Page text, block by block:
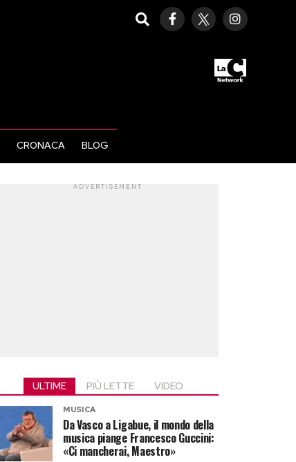
CRONACA BLOG
ADVERTISEMENT
ULTIME PIÙ LETTE VIDEO
MUSICA
Da Vasco a Ligabue, il mondo della
musica piange Francesco Guccini:
«Ci mancherai, Maestro»